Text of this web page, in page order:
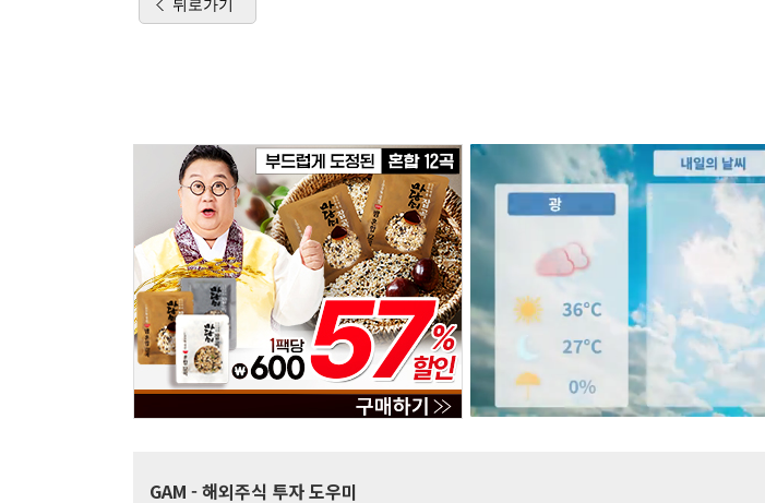
뒤로가기
GAM - 해외주식 투자 도우미